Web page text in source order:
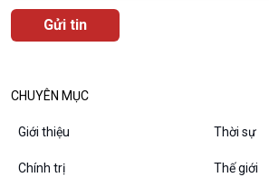
CHUYÊN MỤC
Giới thiệu Thời sự
Chính trị Thế giới